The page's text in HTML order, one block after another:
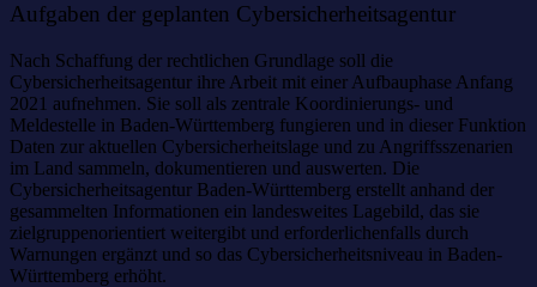
Aufgaben der geplanten Cybersicherheitsagentur
Nach Schaffung der rechtlichen Grundlage soll die
Cybersicherheitsagentur ihre Arbeit mit einer Aufbauphase Anfang
2021 aufnehmen. Sie soll als zentrale Koordinierungs- und
Meldestelle in Baden-Württemberg fungieren und in dieser Funktion
Daten zur aktuellen Cybersicherheitslage und zu Angriffsszenarien
im Land sammeln, dokumentieren und auswerten. Die
Cybersicherheitsagentur Baden-Württemberg erstellt anhand der
gesammelten Informationen ein landesweites Lagebild, das sie
zielgruppenorientiert weitergibt und erforderlichenfalls durch
Warnungen ergänzt und so das Cybersicherheitsniveau in Baden-
Württemberg erhöht.